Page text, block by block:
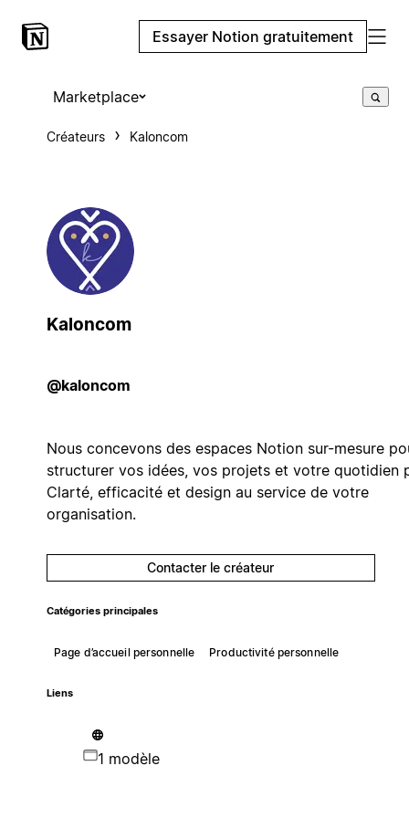
Essayer Notion gratuitement
Marketplace
Créateurs Kaloncom
Kaloncom
@kaloncom
Nous concevons des espaces Notion sur-mesure
structurer vos idées, vos projets et votre quotidien
Clarté, efficacité et design au service de votre
organisation.
Contacter le créateur
Catégories principales
Page d’accueil personnelle Productivité personnelle
Liens
1 modèle